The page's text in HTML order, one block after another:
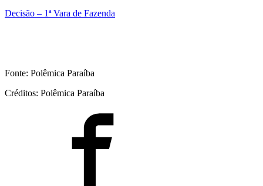
Decisão – 1ª Vara de Fazenda
Fonte: Polêmica Paraíba
Créditos: Polêmica Paraíba